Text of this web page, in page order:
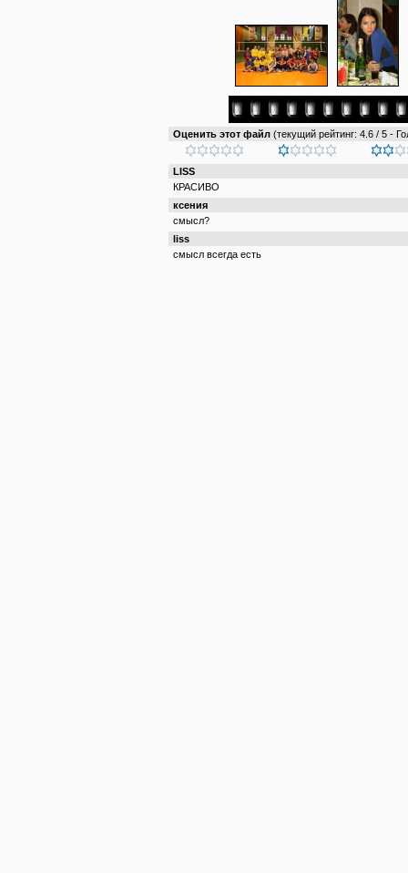
Оценить этот файл (текущий рейтинг: 4.6 / 5 -
LISS
КРАСИВО
ксения
смысл?
liss
смысл всегда есть